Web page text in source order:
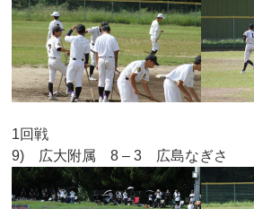
1回戦
9) 広大附属 8 – 3 広島なぎさ